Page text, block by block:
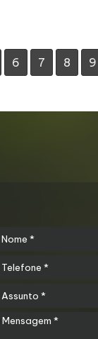
6 7 8 9